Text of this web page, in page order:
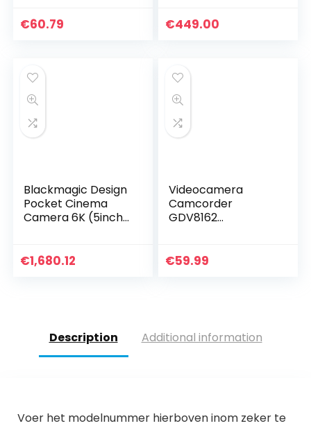
Definition HD USB-
€60.79 €449.00
Blackmagic Design
Pocket Cinema
Camera 6K (5inch
opname, inclusief
€1,680.12
Videocamera
Camcorder
GDV8162
FHD 1080P 24MP
€59.99
Description Additional information
Voer het modelnummer hierboven inom zeker te